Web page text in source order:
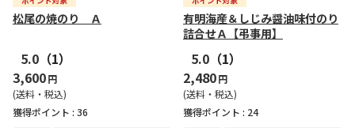
松尾の焼のり Ａ
5.0 （1）
3,600円
(送料・税込)
獲得ポイント : 36
有明海産＆しじみ醤油味付のり
詰合せＡ【弔事用】
5.0 （1）
2,480円
(送料・税込)
獲得ポイント : 24